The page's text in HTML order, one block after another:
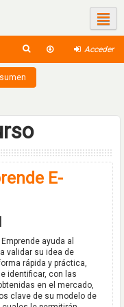
Acceder
E-
ayuda al
validar su idea de
rápida y práctica,
identificar, con las
en el mercado,
clave de su modelo de